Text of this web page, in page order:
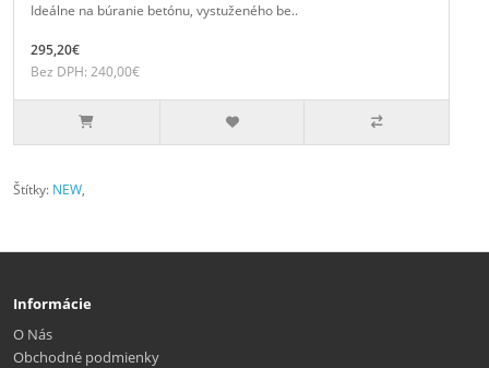
Ideálne na búranie betónu, vystuženého be..
295,20€
Bez DPH: 240,00€
Štítky: NEW,
Informácie
O Nás
Obchodné podmienky